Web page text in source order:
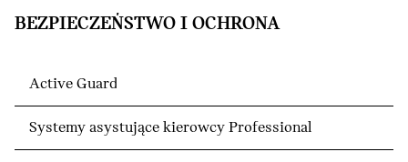
BEZPIECZEŃSTWO I OCHRONA
Active Guard
Systemy asystujące kierowcy Professional